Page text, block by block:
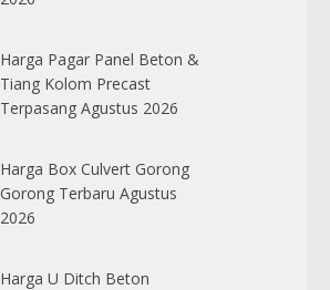
Harga Pagar Panel Beton &
Tiang Kolom Precast
Terpasang Agustus 2026
Harga Box Culvert Gorong
Gorong Terbaru Agustus
2026
Harga U Ditch Beton